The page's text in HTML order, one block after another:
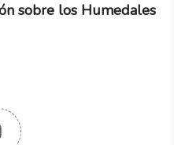
sobre los Humedales